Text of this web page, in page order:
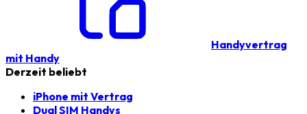
Handyvertrag
mit Handy
Derzeit beliebt
iPhone mit Vertrag
Dual SIM Handys